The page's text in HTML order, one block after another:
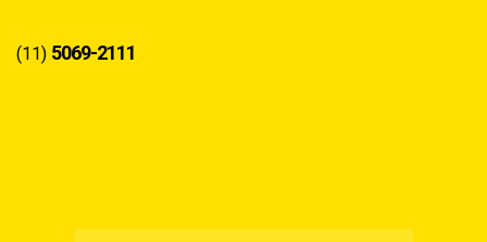
(11) 5069-2111